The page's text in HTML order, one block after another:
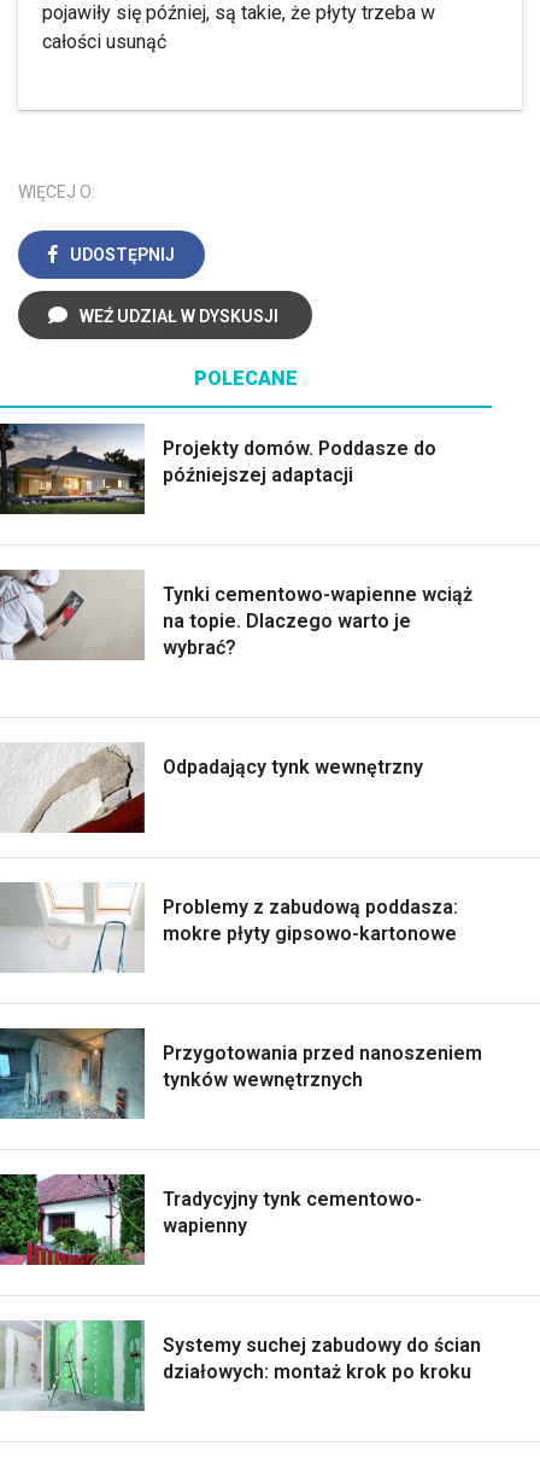
pojawiły się później, są takie, że płyty trzeba w
całości usunąć
WIĘCEJ O:
UDOSTĘPNIJ
WEŹ UDZIAŁ W DYSKUSJI
POLECANE
Projekty domów. Poddasze do
późniejszej adaptacji
Tynki cementowo-wapienne wciąż
na topie. Dlaczego warto je
wybrać?
Odpadający tynk wewnętrzny
Problemy z zabudową poddasza:
mokre płyty gipsowo-kartonowe
Przygotowania przed nanoszeniem
tynków wewnętrznych
Tradycyjny tynk cementowo-
wapienny
Systemy suchej zabudowy do ścian
działowych: montaż krok po kroku